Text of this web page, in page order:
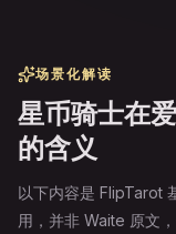
场景化解读
星币骑士在
的含义
以下内容是 FlipTarot
用，并非 Waite 原文